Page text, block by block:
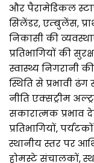
और पैरामेडिकल
सिलेंडर, एम्बुलेंस,
निकासी की
प्रतिभागियों की
स्वास्थ्य निगरानी
स्थिति से प्रभावी
नीति एक्सट्रीम
सकारात्मक प्रभाव
प्रतिभागियों,
स्थानीय स्तर पर
होमस्टे संचालकों,